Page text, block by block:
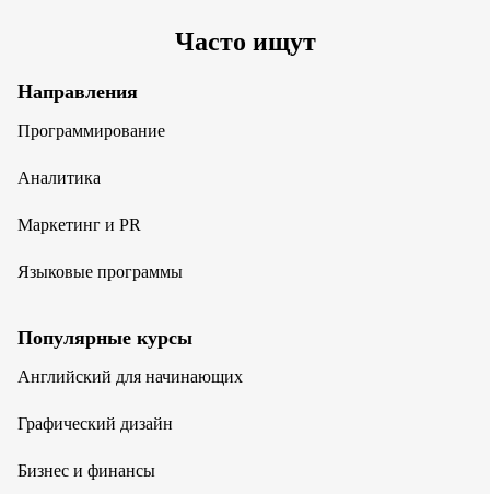
Часто ищут
Направления
Программирование
Аналитика
Маркетинг и PR
Языковые программы
Популярные курсы
Английский для начинающих
Графический дизайн
Бизнес и финансы